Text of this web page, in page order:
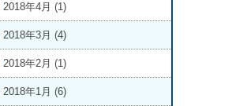
2018年4月 (1)
2018年3月 (4)
2018年2月 (1)
2018年1月 (6)